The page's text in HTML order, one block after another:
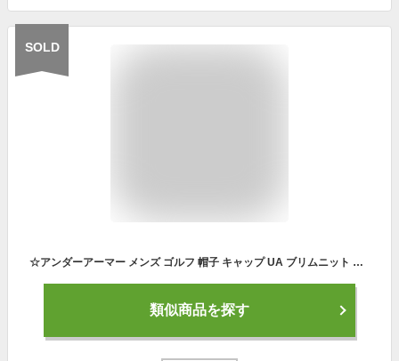
SOLD
☆アンダーアーマー メンズ ゴルフ 帽子 キャップ UA ブリムニット ビーニー 防寒 ロゴ ツバ付 UNDER ARMOUR 1375339 あす楽
類似商品を探す